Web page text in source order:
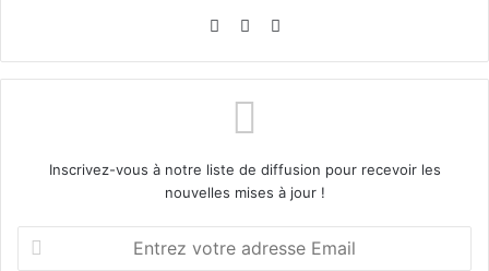
WebsiteFacebook
Inscrivez-vous à notre liste de diffusion pour recevoir les
nouvelles mises à jour !
votre